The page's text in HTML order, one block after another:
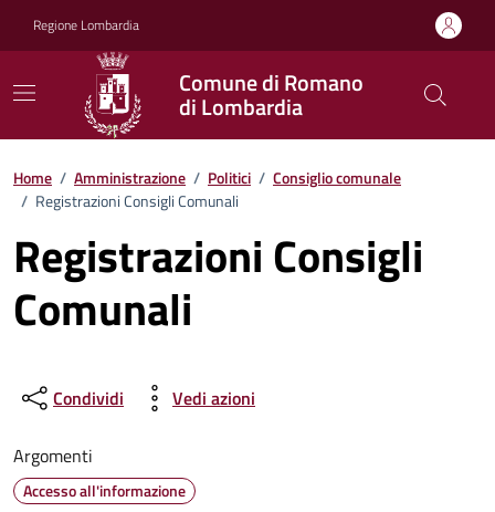
Regione Lombardia
Comune di Romano
di Lombardia
Home / Amministrazione / Politici / Consiglio comunale
/ Registrazioni Consigli Comunali
Registrazioni Consigli
Comunali
Condividi Vedi azioni
Argomenti
Accesso all'informazione